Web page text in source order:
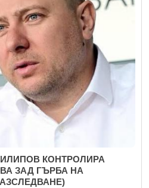
КОНТРОЛИРА
ЗАД ГЪРБА НА